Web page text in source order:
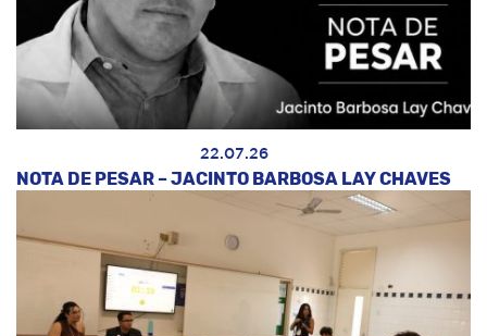
22.07.26
NOTA DE PESAR – JACINTO BARBOSA LAY CHAVES